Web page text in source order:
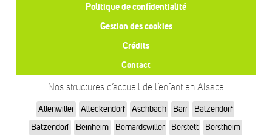
Politique de confidentialité
Gestion des cookies
Crédits
Contact
Nos structures d’accueil de l’enfant en Alsace
Allenwiller Alteckendorf Aschbach Barr
Batzendorf
Batzendorf
Beinheim Bernardswiller Berstett
Berstheim